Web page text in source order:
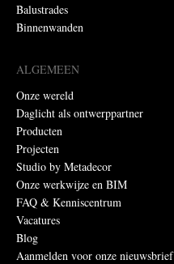
Balustrades
Binnenwanden
ALGEMEEN
Onze wereld
Daglicht als ontwerppartner
Producten
Projecten
Studio by Metadecor
Onze werkwijze en BIM
FAQ & Kenniscentrum
Vacatures
Blog
Aanmelden voor onze nieuwsbrief